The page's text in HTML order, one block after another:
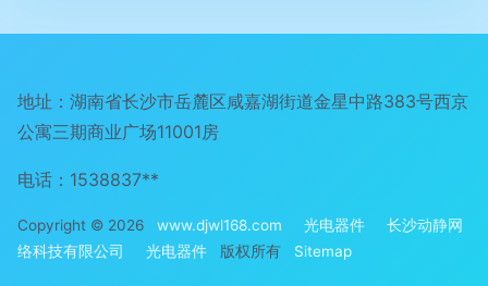
地址：湖南省长沙市岳麓区咸嘉湖街道金星中路383号西京
公寓三期商业广场11001房
电话：1538837**
Copyright © 2026 www.djwl168.com 光电器件
长沙动静网
络科技有限公司
光电器件 版权所有 Sitemap